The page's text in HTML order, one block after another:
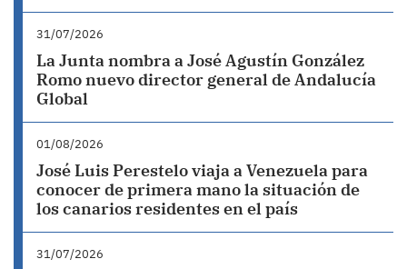
31/07/2026
La Junta nombra a José Agustín González
Romo nuevo director general de Andalucía
Global
01/08/2026
José Luis Perestelo viaja a Venezuela para
conocer de primera mano la situación de
los canarios residentes en el país
31/07/2026